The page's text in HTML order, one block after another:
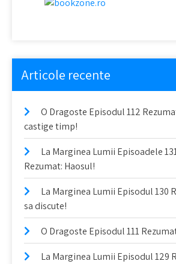
Articole recente
O Dragoste Episodul 112
castige timp!
La Marginea Lumii Episoadele
Rezumat: Haosul!
La Marginea Lumii Episodul 130
sa discute!
O Dragoste Episodul 111
La Marginea Lumii Episodul 129